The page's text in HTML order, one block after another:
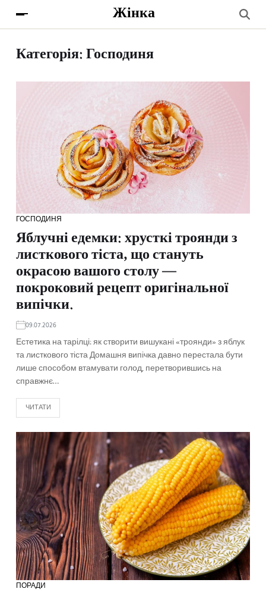
Жінка
Категорія:Господиня
ГОСПОДИНЯ
Яблучні едемки: хрусткі троянди з
листкового тіста, що стануть
окрасою вашого столу —
покроковий рецепт оригінальної
випічки.
09.07.2026
Естетика на тарілці: як створити вишукані «троянди» з яблук
та листкового тіста Домашня випічка давно перестала бути
лише способом втамувати голод, перетворившись на
справжнє…
ЧИТАТИ
ПОРАДИ